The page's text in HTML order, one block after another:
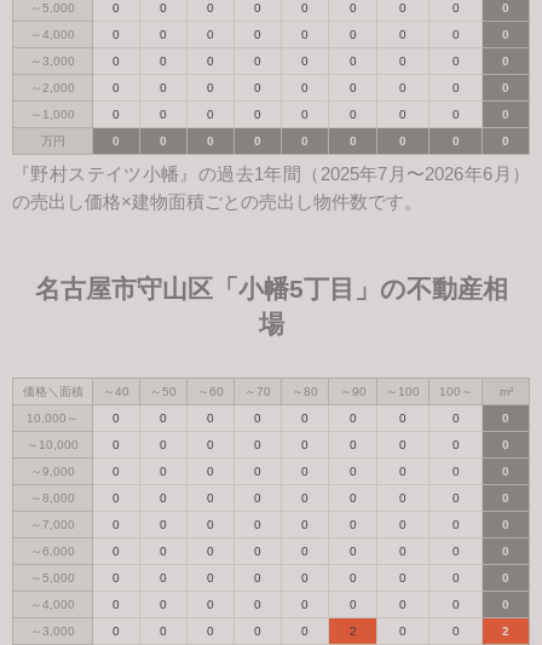
～5,000
0 0 0 0 0 0 0 0
0
～4,000
0 0 0 0 0 0 0 0
0
～3,000
0 0 0 0 0 0 0 0
0
～2,000
0 0 0 0 0 0 0 0
0
～1,000
0 0 0 0 0 0 0 0
0
万円
0 0 0 0 0 0 0 0 0
『野村ステイツ小幡』の過去1年間（2025年7月〜2026年6月）
の売出し価格×建物面積ごとの売出し物件数です。
名古屋市守山区「小幡5丁目」の不動産相
場
価格＼面積 ～40 ～50 ～60 ～70 ～80 ～90 ～100 100～
m²
10,000～
0 0 0 0 0 0 0 0
0
～10,000
0 0 0 0 0 0 0 0
0
～9,000
0 0 0 0 0 0 0 0
0
～8,000
0 0 0 0 0 0 0 0
0
～7,000
0 0 0 0 0 0 0 0
0
～6,000
0 0 0 0 0 0 0 0
0
～5,000
0 0 0 0 0 0 0 0
0
～4,000
0 0 0 0 0 0 0 0
0
～3,000
0 0 0 0 0 2 0 0
2